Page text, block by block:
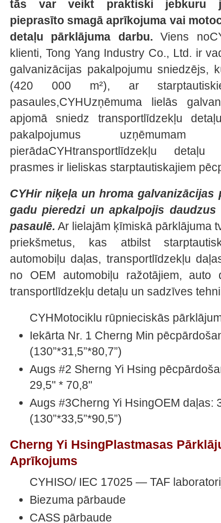
tās var veikt praktiski jebkuru
pieprasīto smagā aprīkojuma vai
detaļu pārklājuma darbu. Viens
klienti, Tong Yang Industry Co., Ltd. ir
galvanizācijas pakalpojumu sniedzējs,
(420 000 m²), ar
pasaules,CYHUzņēmuma lielās
apjomā sniedz transportlīdzekļu
pakalpojumus
pierādaCYHtransportlīdzekļu
prasmes ir lieliskas starptautiskajiem
CYHir niķeļa un hroma
gadu pieredzi un apkalpojis
pasaulē. Ar lielajām ķīmiskā pārklājuma
priekšmetus, kas atbilst
automobiļu daļas, transportlīdzekļu
no OEM automobiļu ražotājiem, auto
transportlīdzekļu detaļu un sadzīves
CYHMotociklu rūpnieciskās
Iekārta Nr. 1 Cherng Min
(130”*31,5”*80,7”)
Augs #2 Sherng Yi Hsing
29,5" * 70,8"
Augs #3Cherng Yi HsingOEM daļas:
(130”*33,5”*90,5”)
Cherng Yi HsingPlastmasas
Aprīkojums
CYHISO/ IEC 17025 — TAF
Biezuma pārbaude
CASS pārbaude